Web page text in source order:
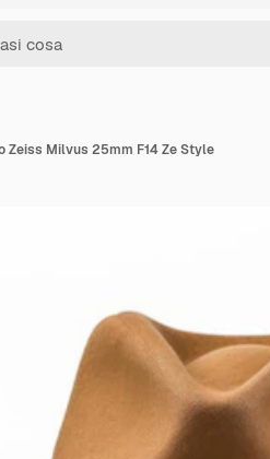
Zeiss Milvus 25mm F14 Ze Style